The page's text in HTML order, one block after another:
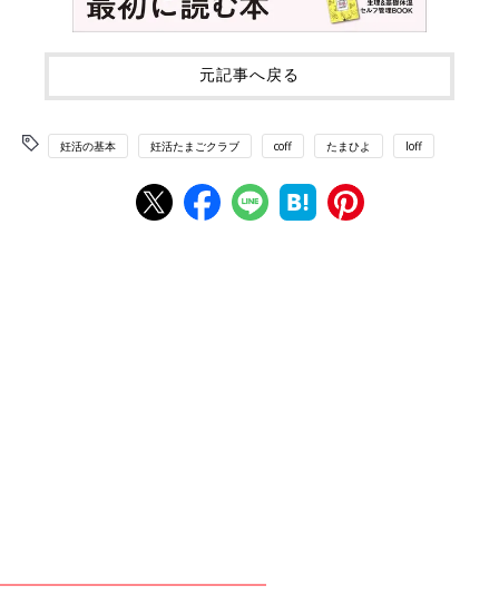
元記事へ戻る
妊活の基本 妊活たまごクラブ coff たまひよ loff